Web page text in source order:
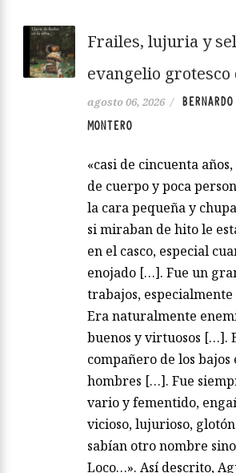
Frailes, lujuria y
evangelio grotesco
agosto 06, 2026 /
MONTERO
«casi de cincuenta
de cuerpo y poca
la cara pequeña y
si miraban de hito le
en el casco, especial
enojado […]. Fue un
trabajos,
Era naturalmente
buenos y virtuosos […].
compañero de los bajos
hombres […]. Fue
vario y fementido,
vicioso, lujurioso,
sabían otro nombre
Loco…». Así descrito,